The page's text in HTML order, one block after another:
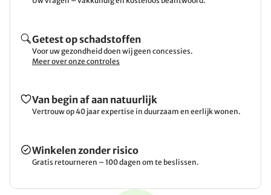
Getest op schadstoffen
Voor uw gezondheid doen wij geen concessies.
Meer over onze controles
Van begin af aan natuurlijk
Vertrouw op 40 jaar expertise in duurzaam en eerlijk wonen.
Winkelen zonder risico
Gratis retourneren – 100 dagen om te beslissen.